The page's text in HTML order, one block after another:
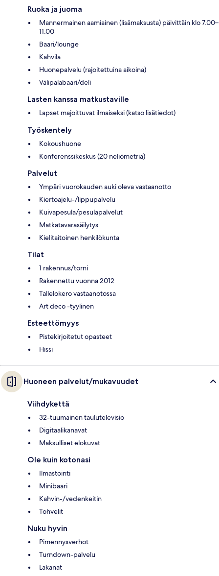
Ruoka ja juoma
Mannermainen aamiainen (lisämaksusta) päivittäin klo 7.00–
11.00
Baari/lounge
Kahvila
Huonepalvelu (rajoitettuina aikoina)
Välipalabaari/deli
Lasten kanssa matkustaville
Lapset majoittuvat ilmaiseksi (katso lisätiedot)
Työskentely
Kokoushuone
Konferenssikeskus (20 neliömetriä)
Palvelut
Ympäri vuorokauden auki oleva vastaanotto
Kiertoajelu-/lippupalvelu
Kuivapesula/pesulapalvelut
Matkatavarasäilytys
Kielitaitoinen henkilökunta
Tilat
1 rakennus/torni
Rakennettu vuonna 2012
Tallelokero vastaanotossa
Art deco -tyylinen
Esteettömyys
Pistekirjoitetut opasteet
Hissi
Huoneen palvelut/mukavuudet
Viihdykettä
32-tuumainen taulutelevisio
Digitaalikanavat
Maksulliset elokuvat
Ole kuin kotonasi
Ilmastointi
Minibaari
Kahvin-/vedenkeitin
Tohvelit
Nuku hyvin
Pimennysverhot
Turndown-palvelu
Lakanat